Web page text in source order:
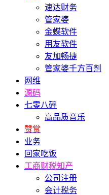
速达财务
管家婆
金蝶软件
用友软件
友加畅捷
管家婆千方百剂
网维
源码
七零八碎
高品质音乐
赞赏
业务
回家吃饭
工商财税知产
公司注册
会计税务